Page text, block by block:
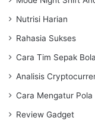
Nutrisi Harian
Rahasia Sukses
Cara Tim Sepak Bola
Analisis
Cara Mengatur Pola
Review Gadget